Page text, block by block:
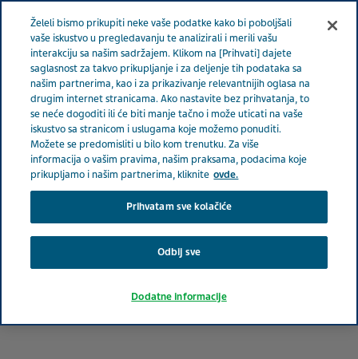
SRBIJA
Serbia Terapeutske oblasti Psihijatrija
Burnout
sindrom, bolest savremenog doba
Burnout sindrom, bolest
savremenog doba
Želeli bismo prikupiti neke vaše podatke kako bi poboljšali
vaše iskustvo u pregledavanju te analizirali i merili vašu
interakciju sa našim sadržajem. Klikom na [Prihvati] dajete
saglasnost za takvo prikupljanje i za deljenje tih podataka sa
našim partnerima, kao i za prikazivanje relevantnijih oglasa na
drugim internet stranicama. Ako nastavite bez prihvatanja, to
se neće dogoditi ili će biti manje tačno i može uticati na vaše
iskustvo sa stranicom i uslugama koje možemo ponuditi.
Možete se predomisliti u bilo kom trenutku. Za više
informacija o vašim pravima, našim praksama, podacima koje
prikupljamo i našim partnerima, kliknite ovde.
Prihvatam sve kolačiće
Odbij sve
Dodatne informacije